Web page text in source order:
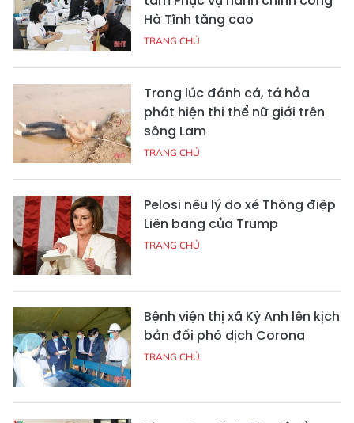
Hà Tĩnh tăng cao
TRANG CHỦ
Trong lúc đánh cá, tá hỏa
phát hiện thi thể nữ giới trên
sông Lam
TRANG CHỦ
Pelosi nêu lý do xé Thông điệp
Liên bang của Trump
TRANG CHỦ
Bệnh viện thị xã Kỳ Anh lên kịch
bản đối phó dịch Corona
TRANG CHỦ